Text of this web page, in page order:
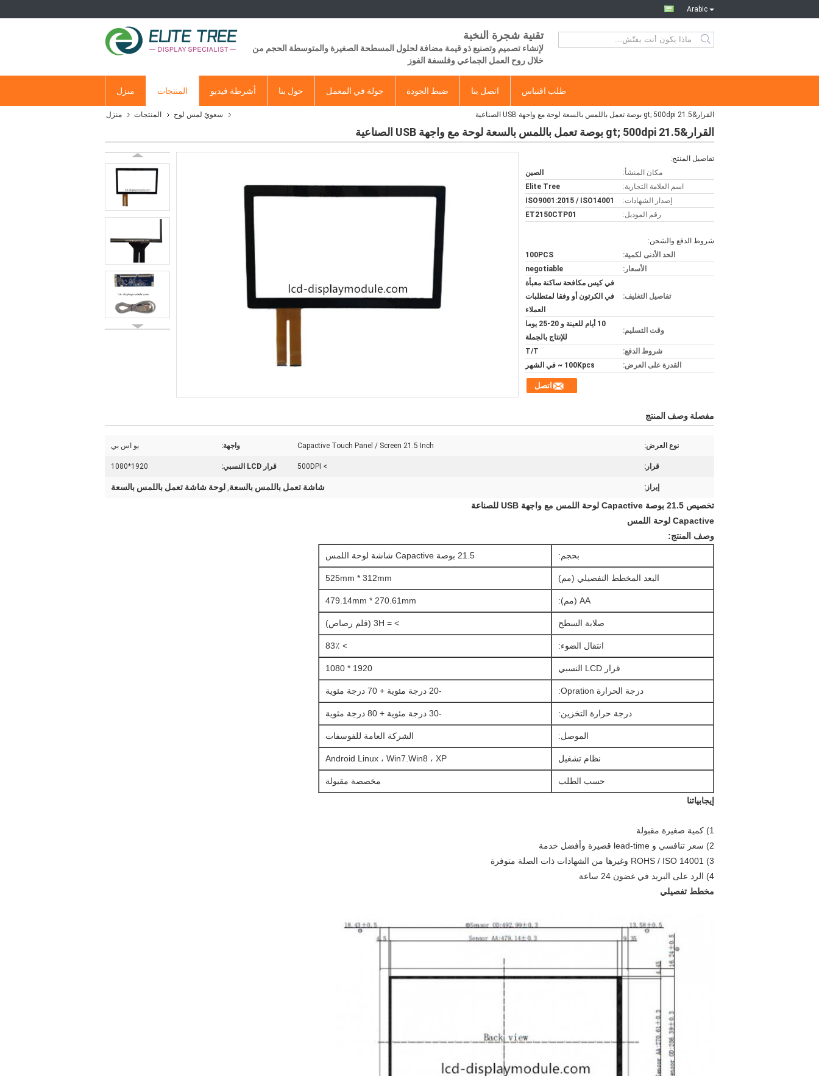
Arabic
تقنية شجرة النخبة
لإنشاء تصميم وتصنيع ذو قيمة مضافة لحلول المسطحة الصغيرة والمتوسطة الحجم من
خلال روح العمل الجماعي وفلسفة الفوز
منزل المنتجات أشرطة فيديو حول بنا جولة في المعمل ضبط الجودة اتصل بنا طلب اقتباس
منزل المنتجات سعويّ لمس لوح القرار&gt; 500dpi 21.5 بوصة تعمل باللمس بالسعة لوحة مع واجهة USB الصناعية
القرار&gt; 500dpi 21.5 بوصة تعمل باللمس بالسعة لوحة مع واجهة USB الصناعية
تفاصيل المنتج:
مكان المنشأ:
الصين
اسم العلامة التجارية:
Elite Tree
إصدار الشهادات:
ISO9001:2015 / ISO14001
رقم الموديل:
ET2150CTP01
شروط الدفع والشحن:
الحد الأدنى لكمية:
100PCS
الأسعار:
negotiable
تفاصيل التغليف:
في كيس مكافحة ساكنة معبأة
في الكرتون أو وفقا لمتطلبات
العملاء
وقت التسليم:
10 أيام للعينة و 20-25 يوما
للإنتاج بالجملة
شروط الدفع:
T/T
القدرة على العرض:
100Kpcs ~ في الشهر
اتصل
مفصلة وصف المنتج
نوع العرض: Capactive Touch Panel / Screen 21.5 Inch واجهة: يو اس بي
قرار: > 500DPI قرار LCD النسبي: 1920*1080
إبراز: شاشة تعمل باللمس بالسعة, لوحة شاشة تعمل باللمس بالسعة
تخصيص 21.5 بوصة Capactive لوحة اللمس مع واجهة USB للصناعة
Capactive لوحة اللمس
وصف المنتج:
بحجم:
21.5 بوصة Capactive شاشة لوحة اللمس
البعد المخطط التفصيلي (مم) 525mm * 312mm
AA (مم): 479.14mm * 270.61mm
صلابة السطح > = 3H (قلم رصاص)
انتقال الضوء: > 83٪
قرار LCD النسبي 1920 * 1080
درجة الحرارة Opration: -20 درجة مئوية + 70 درجة مئوية
درجة حرارة التخزين: -30 درجة مئوية + 80 درجة مئوية
الموصل: الشركة العامة للفوسفات
نظام تشغيل Android Linux ، Win7.Win8 ، XP
حسب الطلب
مخصصة مقبولة
إيجابياتنا
1) كمية صغيرة مقبولة
2) سعر تنافسي و lead-time قصيرة وأفضل خدمة
3) ROHS / ISO 14001 وغيرها من الشهادات ذات الصلة متوفرة
4) الرد على البريد في غضون 24 ساعة
مخطط تفصيلي